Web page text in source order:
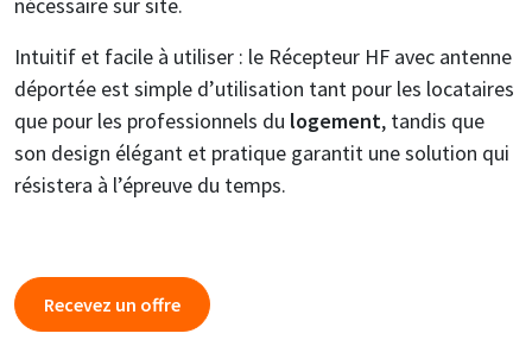
Intuitif et facile à utiliser : le Récepteur HF avec antenne
déportée est simple d’utilisation tant pour les locataires
que pour les professionnels du logement, tandis que
son design élégant et pratique garantit une solution qui
résistera à l’épreuve du temps.
Recevez un offre